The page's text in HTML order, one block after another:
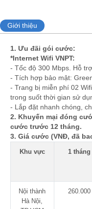
Giới thiệu
1. Ưu đãi gói cước:
*Internet Wifi VNPT:
- Tốc độ 300 Mbps. Hỗ
- Tích hợp bảo mật:
- Trang bị miễn phí 02
trong suốt thời gian sử
- Lắp đặt nhanh chóng,
2. Khuyến mại đóng
cước trước 12 tháng.
3. Giá cước (VNĐ, đã
Khu vực 1 tháng
Nội thành
Hà Nội,
260.000